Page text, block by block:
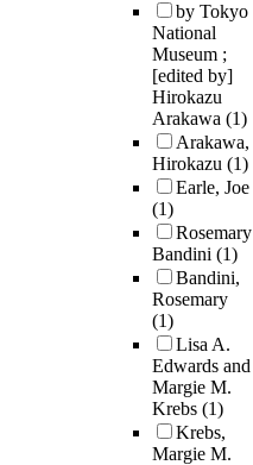
by Tokyo
National
Museum ;
[edited by]
Hirokazu
Arakawa (1)
Arakawa,
Hirokazu (1)
Earle, Joe
(1)
Rosemary
Bandini (1)
Bandini,
Rosemary
(1)
Lisa A.
Edwards and
Margie M.
Krebs (1)
Krebs,
Margie M.